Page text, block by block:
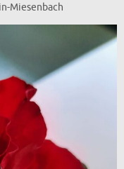
Miesenbach